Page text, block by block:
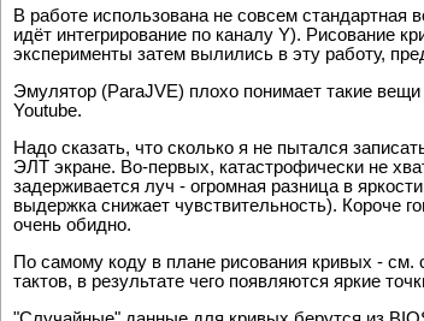
В работе использована не совсем стандартная
идёт интегрирование по каналу Y). Рисование
эксперименты затем вылились в эту работу,
Эмулятор (ParaJVE) плохо понимает такие
Youtube.
Надо сказать, что сколько я не пытался
ЭЛТ экране. Во-первых, катастрофически не
задерживается луч - огромная разница в
выдержка снижает чувствительность). Короче
очень обидно.
По самому коду в плане рисования кривых - см.
тактов, в результате чего появляются яркие